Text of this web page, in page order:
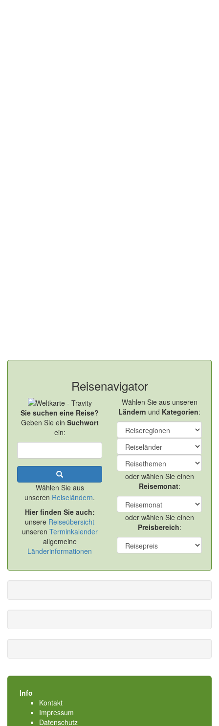
Reisenavigator
Sie suchen eine Reise?
Geben Sie ein Suchwort
ein:
Wählen Sie aus
unseren Reiseländern.
Hier finden Sie auch:
unsere Reiseübersicht
unseren Terminkalender
allgemeine
Länderinformationen
Wählen Sie aus unseren
Ländern und Kategorien:
oder wählen Sie einen
Reisemonat:
oder wählen Sie einen
Preisbereich:
Info
Kontakt
Impressum
Datenschutz